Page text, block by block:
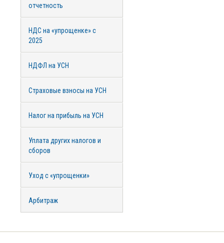
отчетность
НДС на «упрощенке» с
2025
НДФЛ на УСН
Страховые взносы на УСН
Налог на прибыль на УСН
Уплата других налогов и
сборов
Уход с «упрощенки»
Арбитраж